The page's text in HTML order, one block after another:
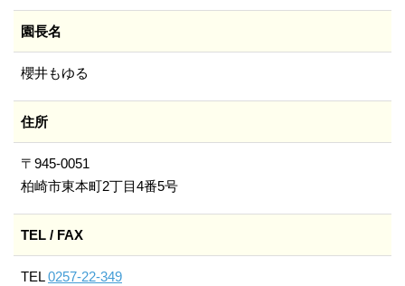
園長名
櫻井もゆる
住所
〒945-0051
柏崎市東本町2丁目4番5号
TEL / FAX
TEL0257-22-349